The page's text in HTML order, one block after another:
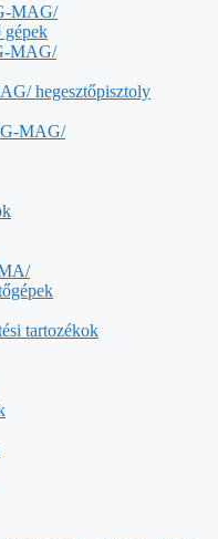
MAG/
gépek
MAG/
hegesztőpisztoly
MAG/
tartozékok